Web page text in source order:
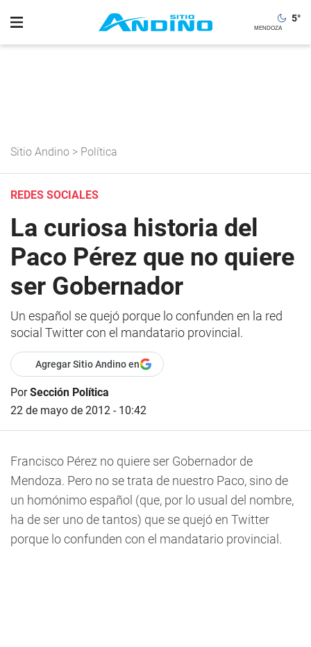
5°
Sitio Andino > Política
REDES SOCIALES
La curiosa historia del
Paco Pérez que no quiere
ser Gobernador
Un español se quejó porque lo confunden en la red
social Twitter con el mandatario provincial.
Agregar Sitio Andino en
PorSección Política
22 de mayo de 2012 - 10:42
Francisco Pérez no quiere ser Gobernador de
Mendoza. Pero no se trata de nuestro Paco, sino de
un homónimo español (que, por lo usual del nombre,
ha de ser uno de tantos) que se quejó en Twitter
porque lo confunden con el mandatario provincial.